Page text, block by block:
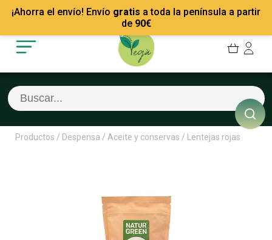
¡Ahorra el envío! Envío gratis a toda la península a partir
de 90€
Mis Pedidos
Mis favoritos
Cerrar sesión
Recetas
Empresas
Contacto
Productos / Despensa / Aceite y conservas / Lentejas rojas